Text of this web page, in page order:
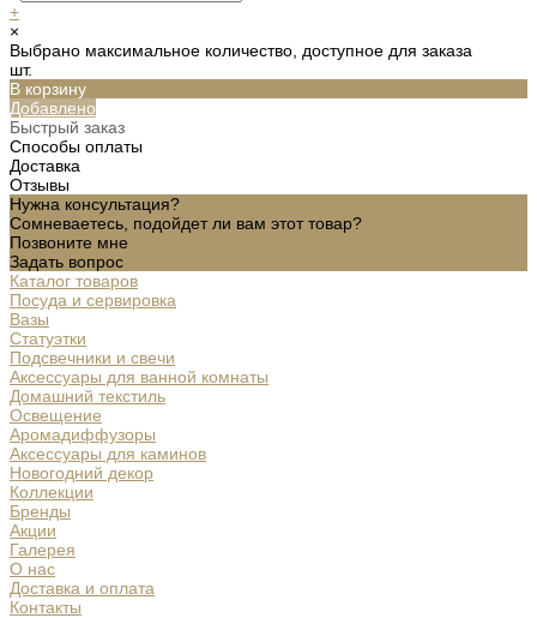
+
×
Выбрано максимальное количество, доступное для заказа
шт.
В корзину
Добавлено
Быстрый заказ
Способы оплаты
Доставка
Отзывы
Нужна консультация?
Сомневаетесь, подойдет ли вам этот товар?
Позвоните мне
Задать вопрос
Каталог товаров
Посуда и сервировка
Вазы
Статуэтки
Подсвечники и свечи
Аксессуары для ванной комнаты
Домашний текстиль
Освещение
Аромадиффузоры
Аксессуары для каминов
Новогодний декор
Коллекции
Бренды
Акции
Галерея
О нас
Доставка и оплата
Контакты